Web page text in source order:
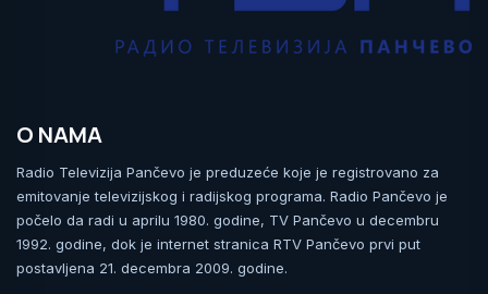
O NAMA
Radio Televizija Pančevo je preduzeće koje je registrovano za
emitovanje televizijskog i radijskog programa. Radio Pančevo je
počelo da radi u aprilu 1980. godine, TV Pančevo u decembru
1992. godine, dok je internet stranica RTV Pančevo prvi put
postavljena 21. decembra 2009. godine.